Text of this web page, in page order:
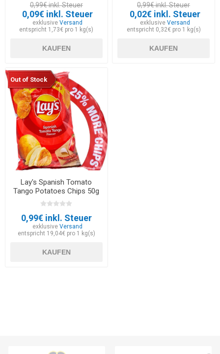
0,99€ inkl. Steuer
0,09€ inkl. Steuer
exklusiveVersand
entspricht 1,73€ pro 1 kg(s)
KAUFEN
0,99€ inkl. Steuer
0,02€ inkl. Steuer
exklusive Versand
entspricht 0,32€ pro 1 kg(s)
KAUFEN
Out of Stock
Lay's Spanish Tomato
Tango Potatoes Chips 50g
0,99€ inkl. Steuer
exklusiveVersand
entspricht 19,04€ pro 1 kg(s)
KAUFEN